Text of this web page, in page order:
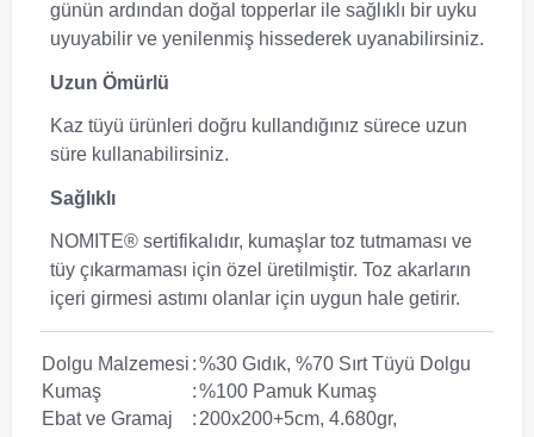
günün ardından doğal topperlar ile sağlıklı bir uyku
uyuyabilir ve yenilenmiş hissederek uyanabilirsiniz.
Uzun Ömürlü
Kaz tüyü ürünleri doğru kullandığınız sürece uzun
süre kullanabilirsiniz.
Sağlıklı
NOMITE® sertifikalıdır, kumaşlar toz tutmaması ve
tüy çıkarmaması için özel üretilmiştir. Toz akarların
içeri girmesi astımı olanlar için uygun hale getirir.
Dolgu Malzemesi :%30 Gıdık, %70 Sırt Tüyü Dolgu
Kumaş
:%100 Pamuk Kumaş
Ebat ve Gramaj
: 200x200+5cm, 4.680gr,